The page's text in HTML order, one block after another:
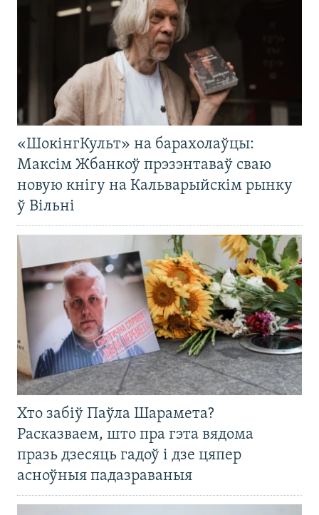
«ШокінгКульт» на барахолаўцы:
Максім Жбанкоў прэзэнтаваў сваю
новую кнігу на Кальварыйскім рынку
ў Вільні
Хто забіў Паўла Шарамета?
Расказваем, што пра гэта вядома
празь дзесяць гадоў і дзе цяпер
асноўныя падазраваныя